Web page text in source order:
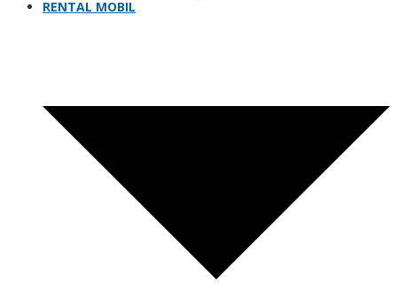
RENTAL MOBIL